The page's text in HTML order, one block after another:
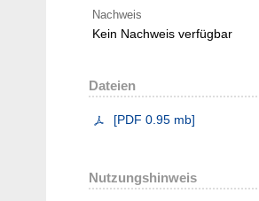
Nachweis
Kein Nachweis verfügbar
Dateien
[PDF 0.95 mb]
Nutzungshinweis